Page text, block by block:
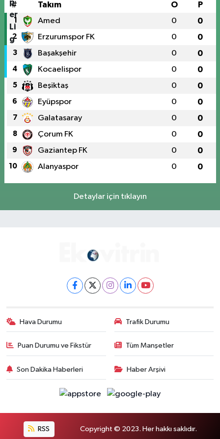
# Takım O P
1 Amed 0 0
2 Erzurumspor FK 0 0
3 Başakşehir 0 0
4 Kocaelispor 0 0
5 Beşiktaş 0 0
6 Eyüpspor 0 0
7 Galatasaray 0 0
8 Çorum FK 0 0
9 Gaziantep FK 0 0
10 Alanyaspor 0 0
Detaylar için tıklayın
Hava Durumu Trafik Durumu
Puan Durumu ve Fikstür Tüm Manşetler
Son Dakika Haberleri Haber Arşivi
RSS Copyright © 2023. Her hakkı saklıdır.